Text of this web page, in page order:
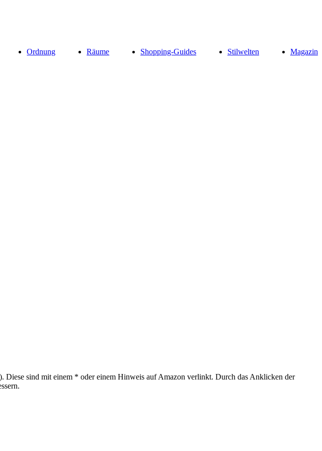
Ordnung Räume Shopping-Guides Stilwelten
Magazin
Diese sind mit einem * oder einem Hinweis auf Amazon verlinkt. Durch das Anklicken der